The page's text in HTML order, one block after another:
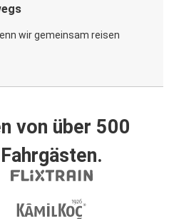
wir gemeinsam reisen
von über 500